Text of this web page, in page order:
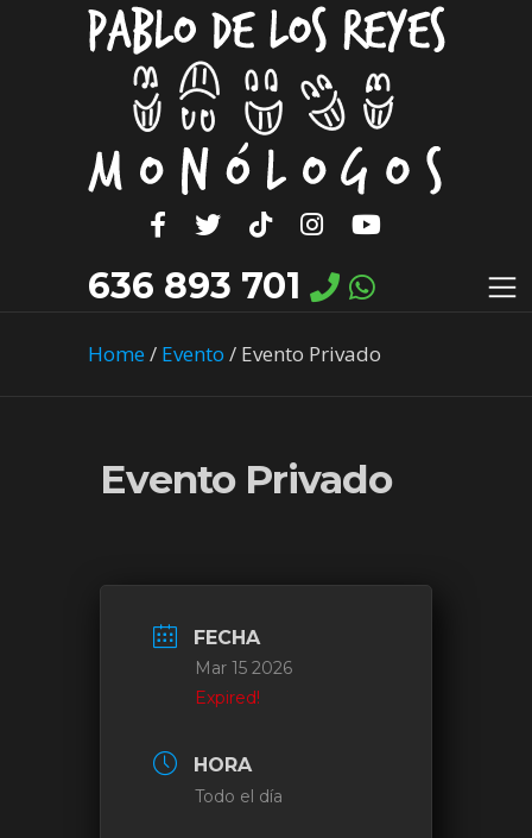
636 893 701
Home/ Evento / Evento Privado
Evento Privado
FECHA
Mar 15 2026
Expired!
HORA
Todo el día